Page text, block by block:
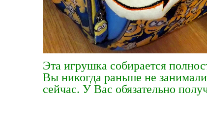
Эта игрушка собирается
Вы никогда раньше не
сейчас. У Вас обязательно